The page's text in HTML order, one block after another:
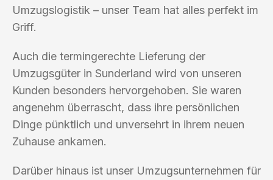
Umzugslogistik – unser Team hat alles perfekt im
Griff.
Auch die termingerechte Lieferung der
Umzugsgüter in Sunderland wird von unseren
Kunden besonders hervorgehoben. Sie waren
angenehm überrascht, dass ihre persönlichen
Dinge pünktlich und unversehrt in ihrem neuen
Zuhause ankamen.
Darüber hinaus ist unser Umzugsunternehmen für